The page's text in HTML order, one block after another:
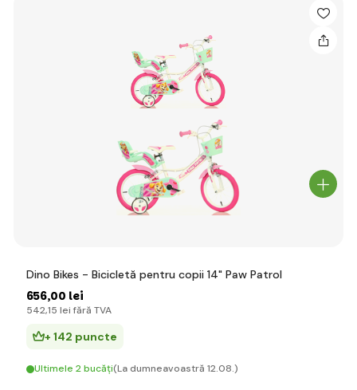
Dino Bikes - Bicicletă pentru copii 14" Paw Patrol
656,00 lei
542,15 lei fără TVA
+ 142 puncte
Ultimele 2 bucăți(La dumneavoastră 12.08.)